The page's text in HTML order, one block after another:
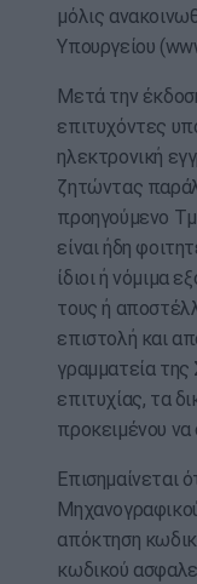
μόλις
Υπουργείου
Μετά την
επιτυχόντες
ηλεκτρονική
ζητώντας
προηγούμενο
είναι ήδη
ίδιοι ή νόμιμα
τους ή
επιστολή και
γραμματεία
επιτυχίας, τα
προκειμένου
Επισημαίνεται
απόκτηση
κωδικού